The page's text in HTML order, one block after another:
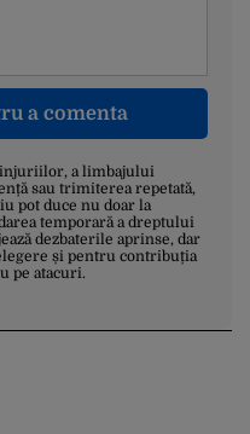
a comenta
injuriilor, a limbajului
sau trimiterea repetată,
pot duce nu doar la
temporară a dreptului
dezbaterile aprinse, dar
și pentru contribuția
pe atacuri.